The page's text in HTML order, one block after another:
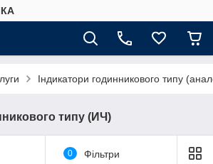
Індикатори годинникового типу
типу (ИЧ)
0 Фільтри